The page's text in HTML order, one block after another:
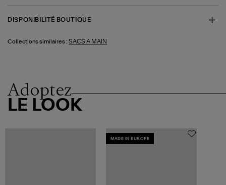
DISPONIBILITÉ BOUTIQUE
Collections similaires : SACS A MAIN
Adoptez
LE LOOK
MADE IN EUROPE